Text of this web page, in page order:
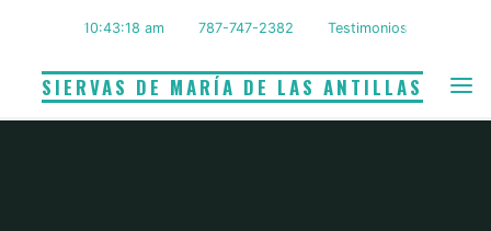
contenidoSIERVAS DE MARÍA DE LAS ANTILLAS
10:43:19 am 787-747-2382 Testimonios